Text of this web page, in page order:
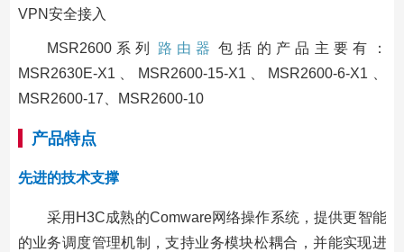
VPN安全接入
MSR2600系列 路由器 包括的产品主要有：
MSR2630E-X1、MSR2600-15-X1、MSR2600-6-X1、
MSR2600-17、MSR2600-10
产品特点
先进的技术支撑
采用H3C成熟的Comware网络操作系统，提供更智能
的业务调度管理机制，支持业务模块松耦合，并能实现进